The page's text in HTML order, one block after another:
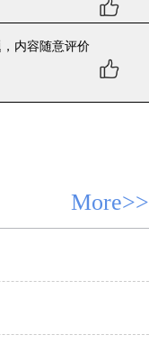
内容随意评价
More>>